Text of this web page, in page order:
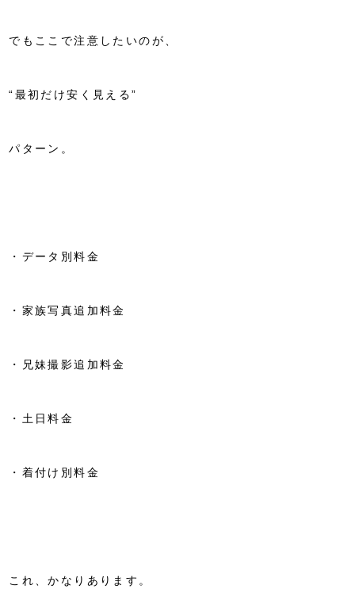
でもここで注意したいのが、
“最初だけ安く見える”
パターン。
・データ別料金
・家族写真追加料金
・兄妹撮影追加料金
・土日料金
・着付け別料金
これ、かなりあります。